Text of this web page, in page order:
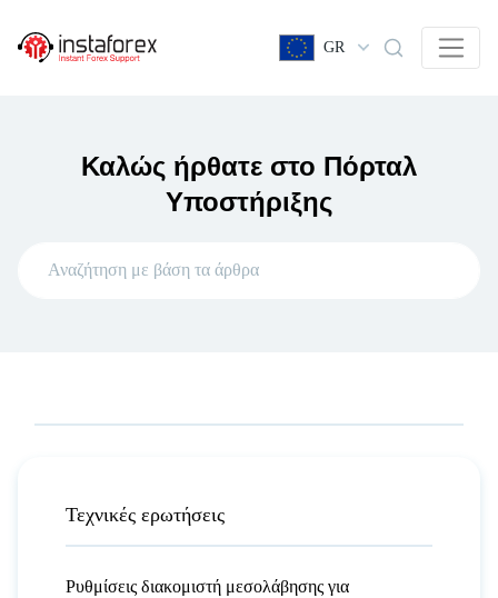
GR
Καλώς ήρθατε στο Πόρταλ
Υποστήριξης
Τεχνικές ερωτήσεις
Ρυθμίσεις διακομιστή μεσολάβησης για